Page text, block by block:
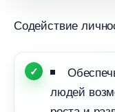
Содействие
людей